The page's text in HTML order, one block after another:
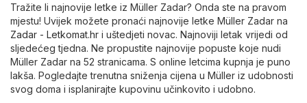
Tražite li najnovije letke iz Müller Zadar? Onda ste na pravom
mjestu! Uvijek možete pronaći najnovije letke Müller Zadar na
Zadar - Letkomat.hr i uštedjeti novac. Najnoviji letak vrijedi od
sljedećeg tjedna. Ne propustite najnovije popuste koje nudi
Müller Zadar na 52 stranicama. S online letcima kupnja je puno
lakša. Pogledajte trenutna sniženja cijena u Müller iz udobnosti
svog doma i isplanirajte kupovinu učinkovito i udobno.